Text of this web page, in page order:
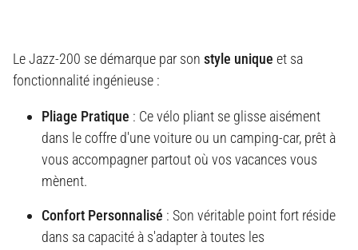
Le Jazz-200 se démarque par son style unique et sa
fonctionnalité ingénieuse :
Pliage Pratique : Ce vélo pliant se glisse aisément
dans le coffre d'une voiture ou un camping-car, prêt à
vous accompagner partout où vos vacances vous
mènent.
Confort Personnalisé : Son véritable point fort réside
dans sa capacité à s'adapter à toutes les